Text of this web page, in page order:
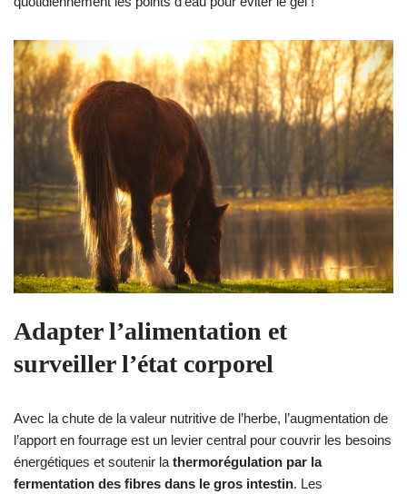
Adapter l’alimentation et
surveiller l’état corporel
Avec la chute de la valeur nutritive de l’herbe, l’augmentation de
l’apport en fourrage est un levier central pour couvrir les besoins
énergétiques et soutenir la thermorégulation par la
fermentation des fibres dans le gros intestin. Les